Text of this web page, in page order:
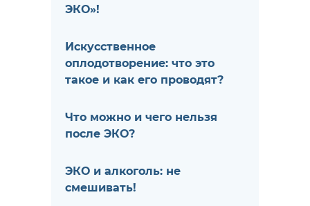
ЭКО»!
Искусственное
оплодотворение: что это
такое и как его проводят?
Что можно и чего нельзя
после ЭКО?
ЭКО и алкоголь: не
смешивать!